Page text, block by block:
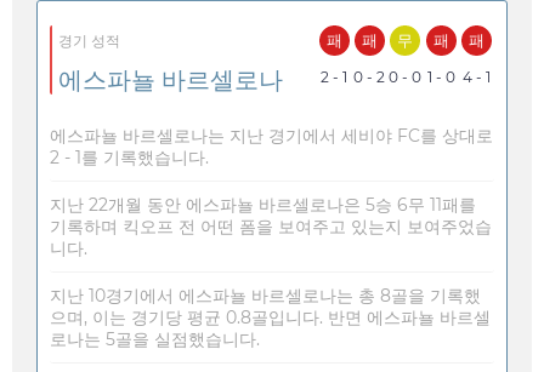
경기 성적
에스파뇰 바르셀로나
패
2 - 1
패
0 - 2
무
0 - 0
패
1 - 0
패
4 - 1
에스파뇰 바르셀로나는 지난 경기에서 세비야 FC를 상대로
2 - 1를 기록했습니다.
지난 22개월 동안 에스파뇰 바르셀로나은 5승 6무 11패를
기록하며 킥오프 전 어떤 폼을 보여주고 있는지 보여주었습
니다.
지난 10경기에서 에스파뇰 바르셀로나는 총 8골을 기록했
으며, 이는 경기당 평균 0.8골입니다. 반면 에스파뇰 바르셀
로나는 5골을 실점했습니다.